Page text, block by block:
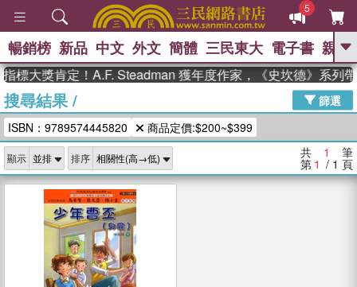
5
GO
高希均教授回憶錄
、 The Odyssey 、 父親節 、 如果歷
史是一群喵 、 暑期推薦
獎 臺灣漫遊錄 、 方念華 、 台灣的李
登輝時代
數學女孩：黎曼猜想 、
偉大的迷走神經
暢銷榜 新品 中文 外文 簡體 三民東大 電子書 親子
標大獎肯定！A.F. Steadman 獲年度作家，《史坎德》系列
搜尋結果/
篩選
ISBN：9789574445820
商品定價:$200~$399
顯示 排序 共 1 筆
第 1 / 1 頁